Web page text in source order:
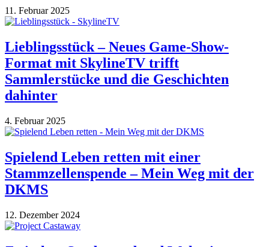
11. Februar 2025
Lieblingsstück – Neues Game-Show-
Format mit SkylineTV trifft
Sammlerstücke und die Geschichten
dahinter
4. Februar 2025
Spielend Leben retten mit einer
Stammzellenspende – Mein Weg mit der
DKMS
12. Dezember 2024